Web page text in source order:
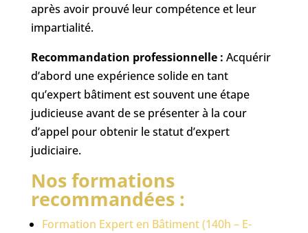
après avoir prouvé leur compétence et leur
impartialité.
Recommandation professionnelle : Acquérir
d’abord une expérience solide en tant
qu’expert bâtiment est souvent une étape
judicieuse avant de se présenter à la cour
d’appel pour obtenir le statut d’expert
judiciaire.
Nos formations
recommandées :
Formation Expert en Bâtiment (140h – E-